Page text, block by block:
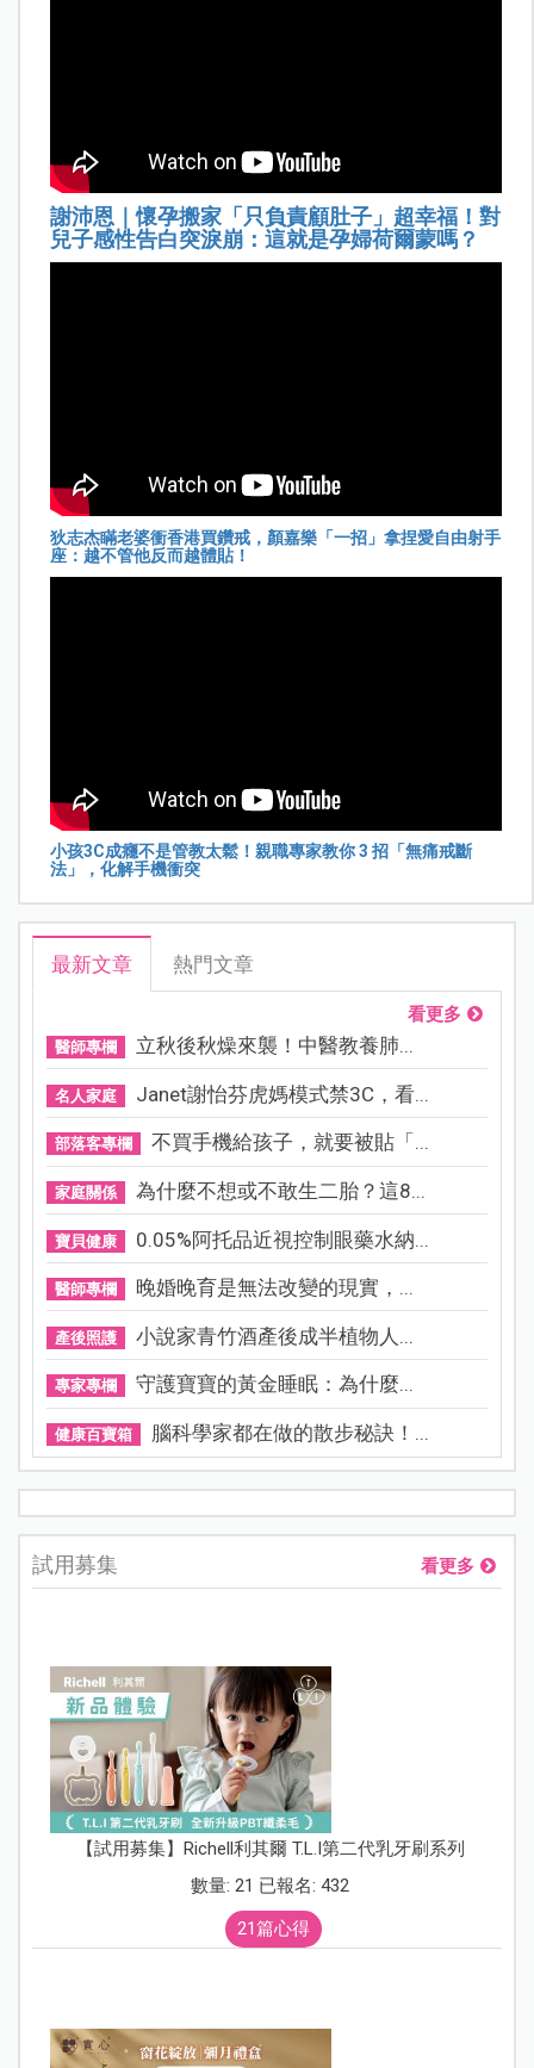
謝沛恩｜懷孕搬家「只負責顧肚子」超幸福！對
兒子感性告白突淚崩：這就是孕婦荷爾蒙嗎？
狄志杰瞞老婆衝香港買鑽戒，顏嘉樂「一招」拿捏愛自由射手
座：越不管他反而越體貼！
小孩3C成癮不是管教太鬆！親職專家教你 3 招「無痛戒斷
法」，化解手機衝突
最新文章 熱門文章
看更多
醫師專欄 立秋後秋燥來襲！中醫教養肺...
名人家庭 Janet謝怡芬虎媽模式禁3C，看...
部落客專欄 不買手機給孩子，就要被貼「...
家庭關係 為什麼不想或不敢生二胎？這8...
寶貝健康 0.05%阿托品近視控制眼藥水納...
醫師專欄 晚婚晚育是無法改變的現實，...
產後照護 小說家青竹酒產後成半植物人...
專家專欄 守護寶寶的黃金睡眠：為什麼...
健康百寶箱 腦科學家都在做的散步秘訣！...
試用募集 看更多
【試用募集】Richell利其爾 T.L.I第二代乳牙刷系列
數量: 21 已報名: 432
21篇心得